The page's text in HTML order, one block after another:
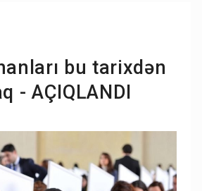
bu tarixdən
- AÇIQLANDI